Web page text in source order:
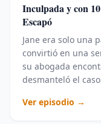
Inculpada y con
Escapó
Jane era solo una
convirtió en una
su abogada
desmanteló el
Ver episodio →